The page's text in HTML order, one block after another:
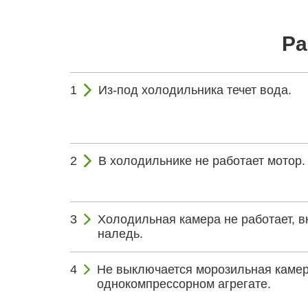
Из-под холодильника течет вода.
В холодильнике не работает мотор.
Холодильная камера не работает,
наледь.
Не выключается морозильная
однокомпрессорном агрегате.